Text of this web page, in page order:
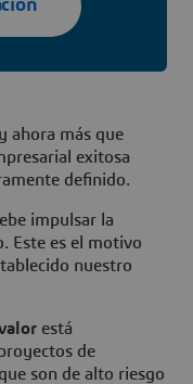
ahora más que
exitosa
definido.
impulsar la
Este es el motivo
nuestro
está
de
son de alto riesgo